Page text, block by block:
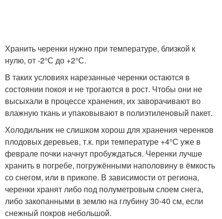
Хранить черенки нужно при температуре, близкой к
нулю, от -2°С до +2°С.
В таких условиях нарезанные черенки остаются в
состоянии покоя и не трогаются в рост. Чтобы они не
высыхали в процессе хранения, их заворачивают во
влажную ткань и упаковывают в полиэтиленовый пакет.
Холодильник не слишком хорош для хранения черенков
плодовых деревьев, т.к. при температуре +4°С уже в
феврале почки начнут пробуждаться. Черенки лучше
хранить в погребе, погружёнными наполовину в ёмкость
со снегом, или в прикопе. В зависимости от региона,
черенки хранят либо под полуметровым слоем снега,
либо закопанными в землю на глубину 30-40 см, если
снежный покров небольшой.